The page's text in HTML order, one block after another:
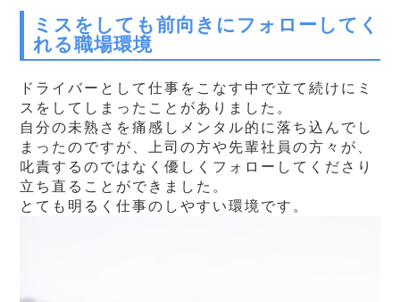
ミスをしても前向きにフォローしてく
れる職場環境
ドライバーとして仕事をこなす中で立て続けにミ
スをしてしまったことがありました。
自分の未熟さを痛感しメンタル的に落ち込んでし
まったのですが、上司の方や先輩社員の方々が、
叱責するのではなく優しくフォローしてくださり
立ち直ることができました。
とても明るく仕事のしやすい環境です。